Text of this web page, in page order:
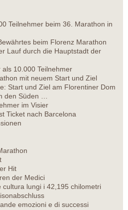
Teilnehmer beim 36. Marathon in
beim Florenz Marathon
Lauf durch die Hauptstadt der
als 10.000 Teilnehmer
mit neuem Start und Ziel
Start und Ziel am Florentiner Dom
den Süden …
im Visier
Ticket nach Barcelona
Hit
der Medici
cultura lungi i 42,195 chilometri
emozioni e di successi